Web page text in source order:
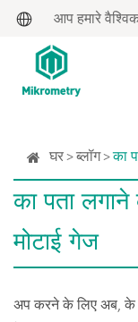
आप हमारे
घर ब्लॉग का
का पता लगाने
मोटाई गेज
अप करने के लिए अब, के